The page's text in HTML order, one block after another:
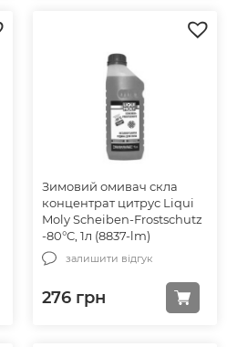
Зимовий омивач скла
концентрат цитрус Liqui
Moly Scheiben-Frostschutz
-80°C, 1л (8837-lm)
залишити відгук
276 грн